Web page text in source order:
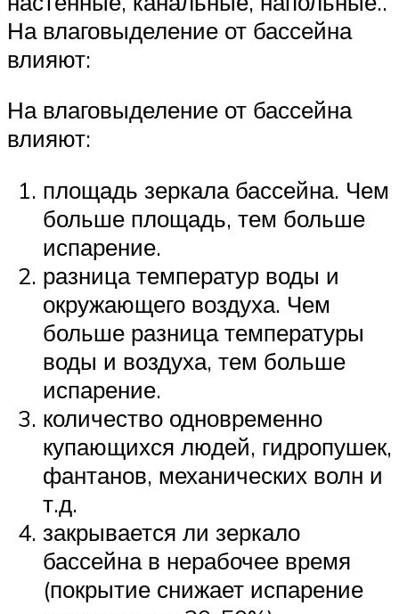
На влаговыделение от бассейна
влияют:
На влаговыделение от бассейна
влияют:
площадь зеркала бассейна. Чем
больше площадь, тем больше
испарение.
разница температур воды и
окружающего воздуха. Чем
больше разница температуры
воды и воздуха, тем больше
испарение.
количество одновременно
купающихся людей, гидропушек,
фантанов, механических волн и
т.д.
закрывается ли зеркало
бассейна в нерабочее время
(покрытие снижает испарение